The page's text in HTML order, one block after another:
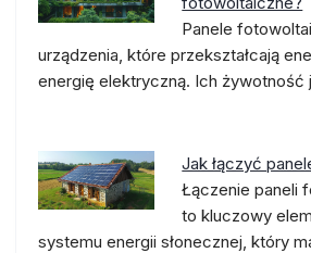
Panele
urządzenia, które przekształcają
energię elektryczną. Ich
Jak łączyć
Łączenie paneli
to kluczowy
systemu energii słonecznej, który